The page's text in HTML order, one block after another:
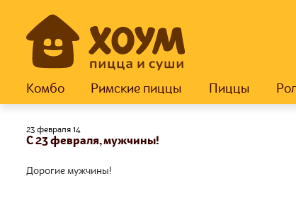
Комбо Римские пиццы Пиццы
23 февраля 14
С 23 февраля, мужчины!
Дорогие мужчины!